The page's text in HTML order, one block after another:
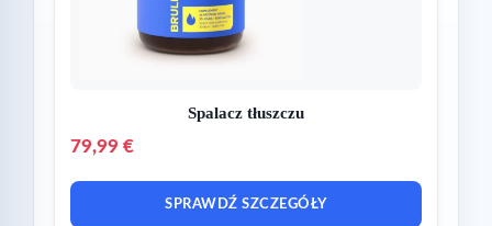
Spalacz tłuszczu
79,99 €
SPRAWDŹ SZCZEGÓŁY